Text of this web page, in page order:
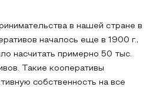
в нашей стране в
началось еще в 1900 г.,
насчитать примерно 50 тыс.
Такие кооперативы
собственность на все